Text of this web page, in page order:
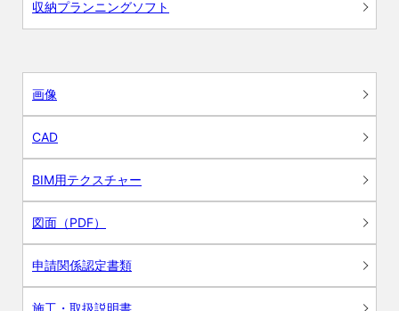
収納プランニングソフト
画像
CAD
BIM用テクスチャー
図面（PDF）
申請関係認定書類